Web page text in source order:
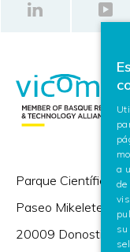
Parque Científico y
Paseo Mikeletegi
20009 Donostia /
a
de
su